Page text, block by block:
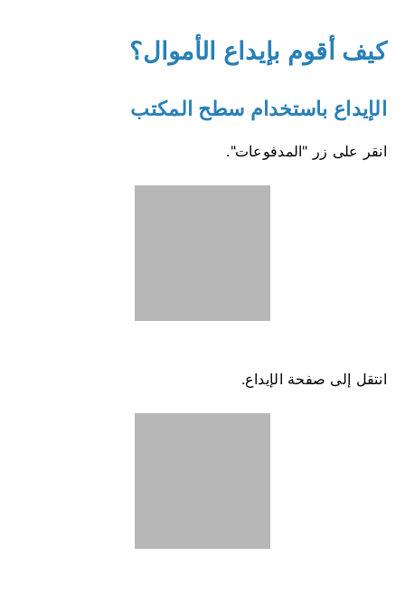
كيف أقوم بإيداع الأموال؟
الإيداع باستخدام سطح المكتب
انقر على زر "المدفوعات".
انتقل إلى صفحة الإيداع.